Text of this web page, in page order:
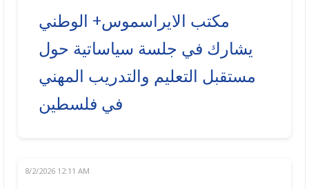
مكتب الايراسموس+ الوطني
يشارك في جلسة سياساتية حول
مستقبل التعليم والتدريب المهني
في فلسطين
8/2/2026 12:11 AM